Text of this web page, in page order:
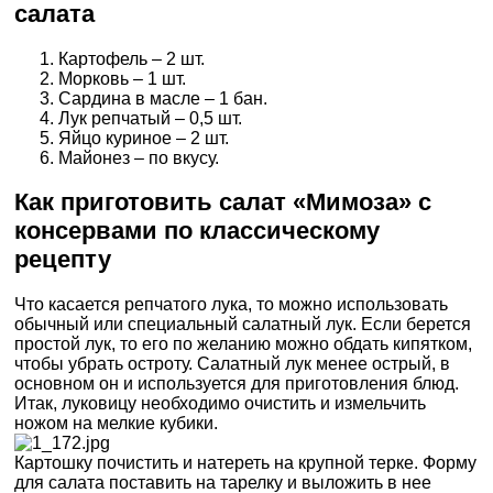
салата
Картофель – 2 шт.
Морковь – 1 шт.
Сардина в масле – 1 бан.
Лук репчатый – 0,5 шт.
Яйцо куриное – 2 шт.
Майонез – по вкусу.
Как приготовить салат «Мимоза» с
консервами по классическому
рецепту
Что касается репчатого лука, то можно использовать
обычный или специальный салатный лук. Если берется
простой лук, то его по желанию можно обдать кипятком,
чтобы убрать остроту. Салатный лук менее острый, в
основном он и используется для приготовления блюд.
Итак, луковицу необходимо очистить и измельчить
ножом на мелкие кубики.
Картошку почистить и натереть на крупной терке. Форму
для салата поставить на тарелку и выложить в нее